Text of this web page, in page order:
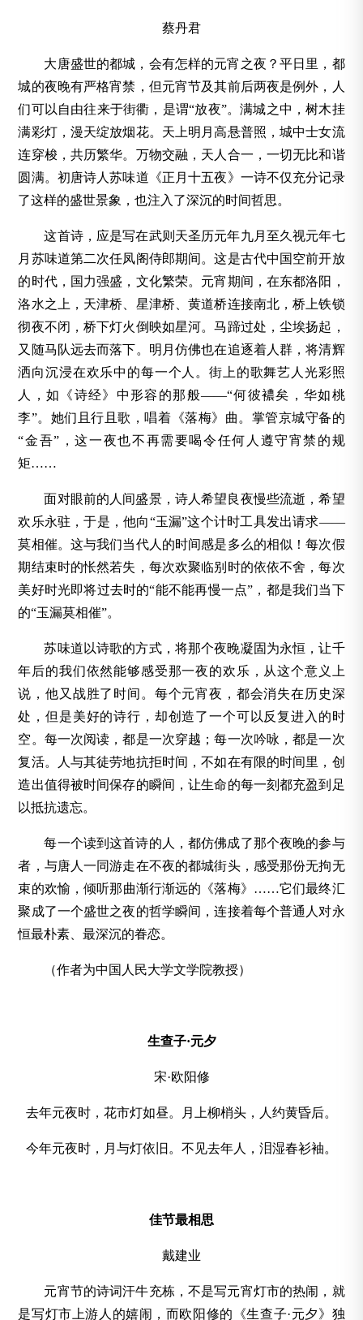
蔡丹君
大唐盛世的都城，会有怎样的元宵之夜？平日里，都
城的夜晚有严格宵禁，但元宵节及其前后两夜是例外，人
们可以自由往来于街衢，是谓“放夜”。满城之中，树木挂
满彩灯，漫天绽放烟花。天上明月高悬普照，城中士女流
连穿梭，共历繁华。万物交融，天人合一，一切无比和谐
圆满。初唐诗人苏味道《正月十五夜》一诗不仅充分记录
了这样的盛世景象，也注入了深沉的时间哲思。
这首诗，应是写在武则天圣历元年九月至久视元年七
月苏味道第二次任凤阁侍郎期间。这是古代中国空前开放
的时代，国力强盛，文化繁荣。元宵期间，在东都洛阳，
洛水之上，天津桥、星津桥、黄道桥连接南北，桥上铁锁
彻夜不闭，桥下灯火倒映如星河。马蹄过处，尘埃扬起，
又随马队远去而落下。明月仿佛也在追逐着人群，将清辉
洒向沉浸在欢乐中的每一个人。街上的歌舞艺人光彩照
人，如《诗经》中形容的那般——“何彼襛矣，华如桃
李”。她们且行且歌，唱着《落梅》曲。掌管京城守备的
“金吾”，这一夜也不再需要喝令任何人遵守宵禁的规
矩……
面对眼前的人间盛景，诗人希望良夜慢些流逝，希望
欢乐永驻，于是，他向“玉漏”这个计时工具发出请求——
莫相催。这与我们当代人的时间感是多么的相似！每次假
期结束时的怅然若失，每次欢聚临别时的依依不舍，每次
美好时光即将过去时的“能不能再慢一点”，都是我们当下
的“玉漏莫相催”。
苏味道以诗歌的方式，将那个夜晚凝固为永恒，让千
年后的我们依然能够感受那一夜的欢乐，从这个意义上
说，他又战胜了时间。每个元宵夜，都会消失在历史深
处，但是美好的诗行，却创造了一个可以反复进入的时
空。每一次阅读，都是一次穿越；每一次吟咏，都是一次
复活。人与其徒劳地抗拒时间，不如在有限的时间里，创
造出值得被时间保存的瞬间，让生命的每一刻都充盈到足
以抵抗遗忘。
每一个读到这首诗的人，都仿佛成了那个夜晚的参与
者，与唐人一同游走在不夜的都城街头，感受那份无拘无
束的欢愉，倾听那曲渐行渐远的《落梅》……它们最终汇
聚成了一个盛世之夜的哲学瞬间，连接着每个普通人对永
恒最朴素、最深沉的眷恋。
（作者为中国人民大学文学院教授）
生查子·元夕
宋·欧阳修
去年元夜时，花市灯如昼。月上柳梢头，人约黄昏后。
今年元夜时，月与灯依旧。不见去年人，泪湿春衫袖。
佳节最相思
戴建业
元宵节的诗词汗牛充栋，不是写元宵灯市的热闹，就
是写灯市上游人的嬉闹，而欧阳修的《生查子·元夕》独